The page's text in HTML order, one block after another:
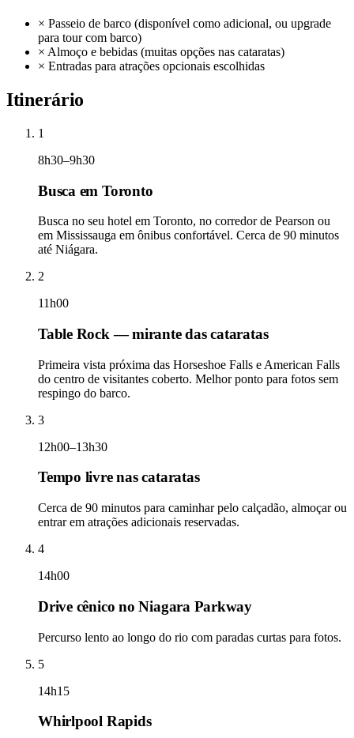
× Passeio de barco (disponível como adicional, ou upgrade
para tour com barco)
× Almoço e bebidas (muitas opções nas cataratas)
× Entradas para atrações opcionais escolhidas
Itinerário
1
8h30–9h30
Busca em Toronto
Busca no seu hotel em Toronto, no corredor de Pearson ou
em Mississauga em ônibus confortável. Cerca de 90 minutos
até Niágara.
2
11h00
Table Rock — mirante das cataratas
Primeira vista próxima das Horseshoe Falls e American Falls
do centro de visitantes coberto. Melhor ponto para fotos sem
respingo do barco.
3
12h00–13h30
Tempo livre nas cataratas
Cerca de 90 minutos para caminhar pelo calçadão, almoçar ou
entrar em atrações adicionais reservadas.
4
14h00
Drive cênico no Niagara Parkway
Percurso lento ao longo do rio com paradas curtas para fotos.
5
14h15
Whirlpool Rapids